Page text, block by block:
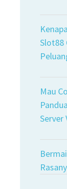
Slot88
Mau
Server